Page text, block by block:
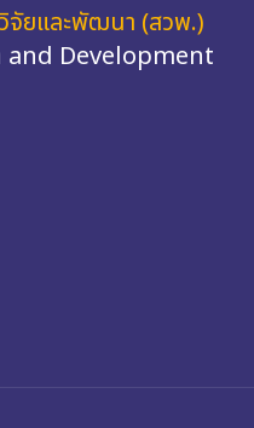
จัยและพัฒนา (สวพ.)
Development